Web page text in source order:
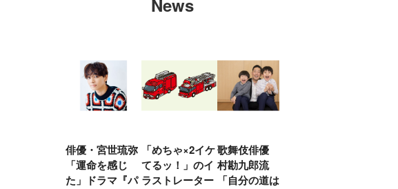
俳優・宮世琉弥
「運命を感じ
た」ドラマ『パ
「めちゃ×2イケ
てるッ！」のイ
ラストレーター
歌舞伎俳優 中
村勘九郎流
「自分の道は自